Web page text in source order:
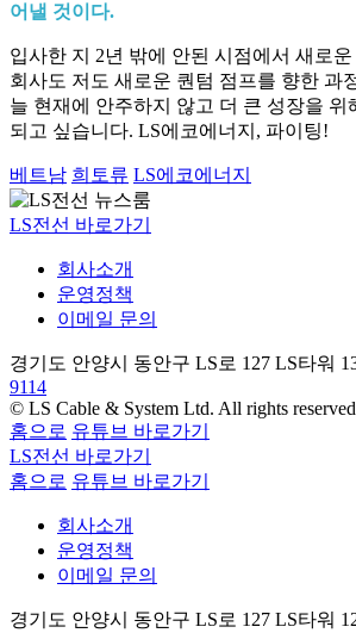
어낼 것이다.
입사한 지 2년 밖에 안된 시점에서 새로
회사도 저도 새로운 퀀텀 점프를 향한 과
늘 현재에 안주하지 않고 더 큰 성장을 위
되고 싶습니다. LS에코에너지, 파이팅!
베트남 희토류 LS에코에너지
LS전선 바로가기
회사소개
운영정책
이메일 문의
경기도 안양시 동안구 LS로 127 LS타워
9114
© LS Cable & System Ltd. All rights
홈으로 유튜브 바로가기
LS전선 바로가기
홈으로 유튜브 바로가기
회사소개
운영정책
이메일 문의
경기도 안양시 동안구 LS로 127 LS타워